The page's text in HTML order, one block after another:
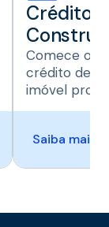
Crédito
Comece ou
crédito de
imóvel
Saiba mais